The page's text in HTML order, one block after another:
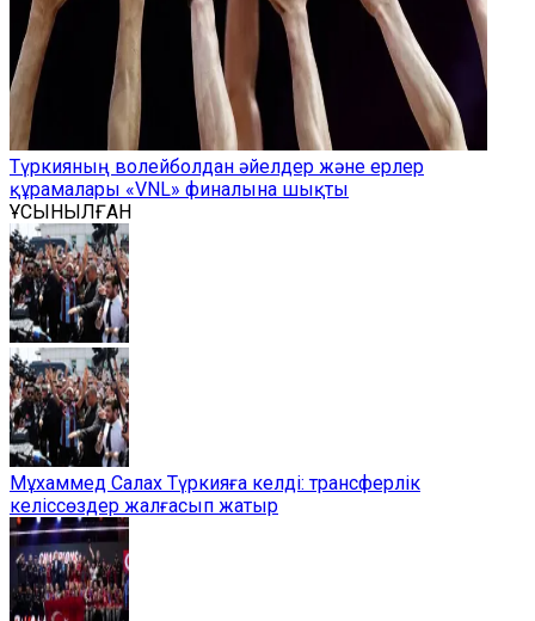
Түркияның волейболдан әйелдер және ерлер
құрамалары «VNL» финалына шықты
ҰСЫНЫЛҒАН
Мұхаммед Салах Түркияға келді: трансферлік
келіссөздер жалғасып жатыр